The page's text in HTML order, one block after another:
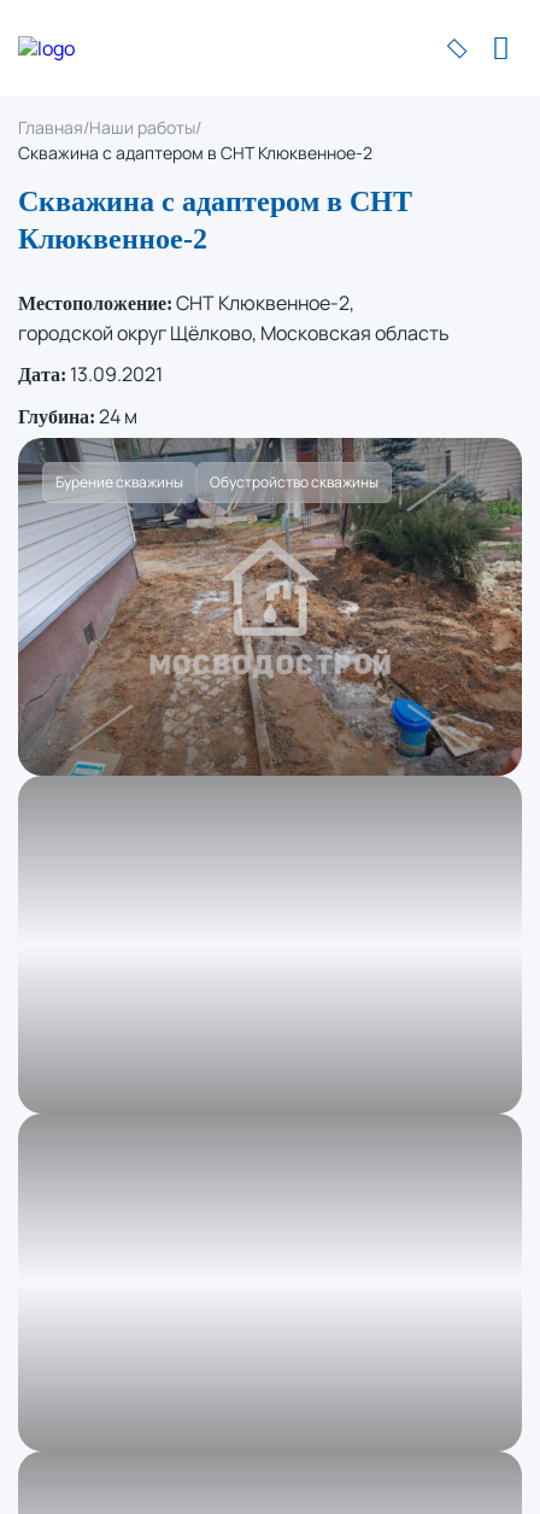
Главная/Наши работы/
Скважина с адаптером в СНТ Клюквенное-2
Скважина с адаптером в СНТ
Клюквенное-2
Местоположение: СНТ Клюквенное-2,
городской округ Щёлково, Московская область
Дата: 13.09.2021
Глубина: 24 м
Бурение скважины Обустройство скважины